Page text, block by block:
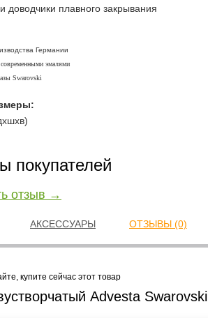
доводчики плавного закрывания
Германии
эмалями
Swarovski
покупателей
отзыв →
АКСЕССУАРЫ ОТЗЫВЫ (0)
купите сейчас этот товар
Advesta